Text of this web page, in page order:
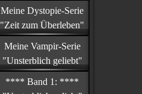
Meine Dystopie-Serie
"Zeit zum Überleben"
Meine Vampir-Serie
"Unsterblich geliebt"
**** Band 1: ****